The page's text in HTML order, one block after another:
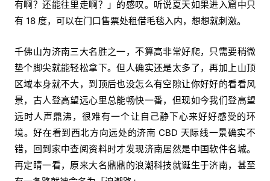
有啊？还能往里走啊？」的感叹。听说夏天如果进入窟中只
有 18 度，可以在门口售票处租借毛毯入内，想想就刺激。
千佛山为济南三大名胜之一，不算高非常好爬，只需要稍微
垫个脚尖就能轻松拿下。但人确实还是太多了，再加上山顶
区域本身就不大，到顶后也没怎么有空隙让你好好的看看风
景，古人登高望远心里总能畅快一番，但现如今我们登高望
远时人声鼎沸，很难有一个让自己静下心来好好感受的环
境。好在看到西北方向远处的济南 CBD 天际线一景确实不
错，回到家中查阅资料时才发现济南居然是中国软件名城。
再定睛一看，原来大名鼎鼎的浪潮科技就诞生于济南，甚至